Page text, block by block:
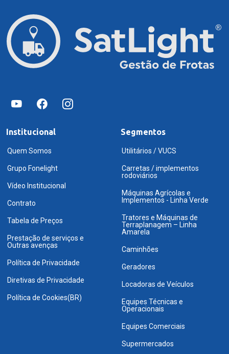
Institucional
Quem Somos
Grupo Fonelight
Vídeo Institucional
Contrato
Tabela de Preços
Prestação de serviços e
Outras avenças
Política de Privacidade
Diretivas de Privacidade
Política de Cookies(BR)
Segmentos
Utilitários / VUCS
Carretas / implementos
rodoviários
Máquinas Agrícolas e
Implementos - Linha Verde
Tratores e Máquinas de
Terraplanagem – Linha
Amarela
Caminhões
Geradores
Locadoras de Veículos
Equipes Técnicas e
Operacionais
Equipes Comerciais
Supermercados